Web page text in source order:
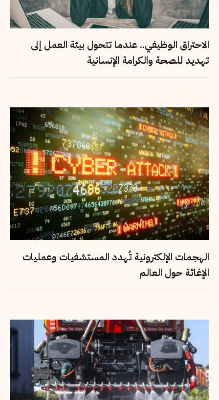
الاحتراق الوظيفي.. عندما تتحول بيئة العمل إلى
تهديد للصحة والكرامة الإنسانية
الهجمات الإلكترونية تُهدد المستشفيات وعمليات
الإغاثة حول العالم